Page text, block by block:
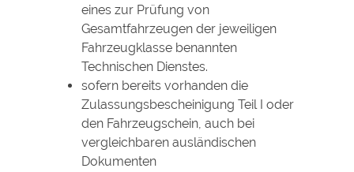
eines zur Prüfung von
Gesamtfahrzeugen der jeweiligen
Fahrzeugklasse benannten
Technischen Dienstes.
sofern bereits vorhanden die
Zulassungsbescheinigung Teil I oder
den Fahrzeugschein, auch bei
vergleichbaren ausländischen
Dokumenten